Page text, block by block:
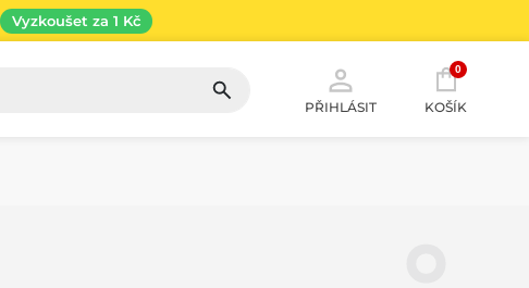
Vyzkoušet za 1 Kč
PŘIHLÁSIT
0
KOŠÍK